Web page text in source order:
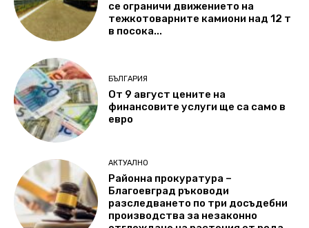
се ограничи движението на
тежкотоварните камиони над 12 т
в посока...
БЪЛГАРИЯ
От 9 август цените на
финансовите услуги ще са само в
евро
АКТУАЛНО
Районна прокуратура –
Благоевград ръководи
разследването по три досъдебни
производства за незаконно